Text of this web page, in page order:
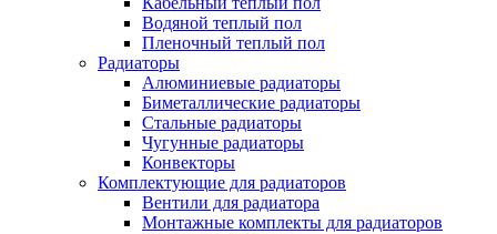
Водяной теплый пол
Пленочный теплый пол
Радиаторы
Алюминиевые радиаторы
Биметаллические радиаторы
Стальные радиаторы
Чугунные радиаторы
Конвекторы
Комплектующие для радиаторов
Вентили для радиатора
Монтажные комплекты для радиаторов